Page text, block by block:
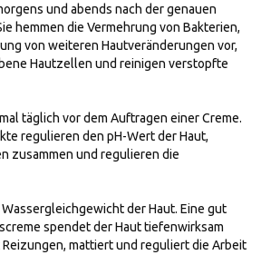
und abends nach der genauen
hemmen die Vermehrung von Bakterien,
von weiteren Hautveränderungen vor,
Hautzellen und reinigen verstopfte
täglich vor dem Auftragen einer Creme.
regulieren den pH-Wert der Haut,
zusammen und regulieren die
der Haut. Eine gut
spendet der Haut tiefenwirksam
mattiert und reguliert die Arbeit